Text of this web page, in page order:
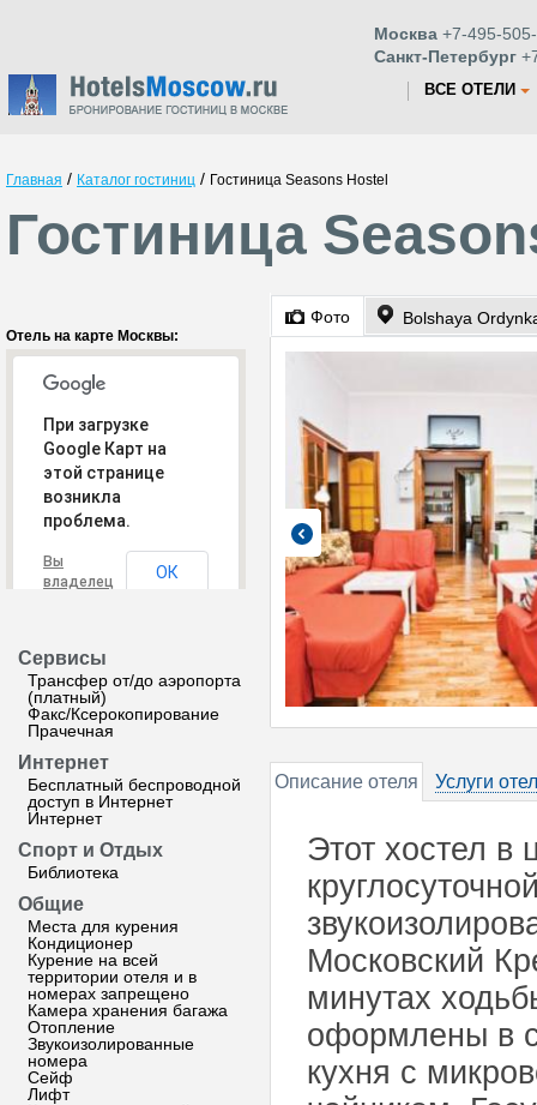
Москва +7-495-
Санкт-Петербург
ВСЕ ОТЕЛИ
Главная / Каталог гостиниц / Гостиница Seasons Hostel
Гостиница
Отель на карте Москвы:
При загрузке
Google Карт на
этой странице
возникла
проблема.
Вы
владелец
ОК
Сервисы
Трансфер от/до аэропорта
(платный)
Факс/Ксерокопирование
Прачечная
Интернет
Бесплатный беспроводной
доступ в Интернет
Интернет
Спорт и Отдых
Библиотека
Общие
Места для курения
Кондиционер
Курение на всей
территории отеля и в
номерах запрещено
Камера хранения багажа
Отопление
Звукоизолированные
номера
Сейф
Лифт
Фото Bolshaya
Описание отеля Услуги
Этот хостел в
Московский
минутах
оформлены в
кухня с